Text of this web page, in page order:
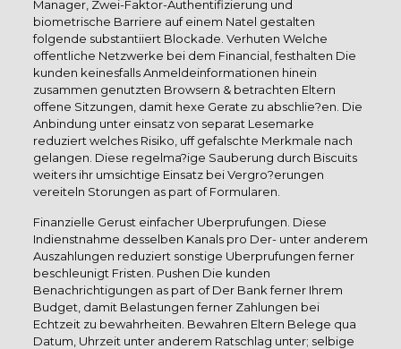
Manager, Zwei-Faktor-Authentifizierung und
biometrische Barriere auf einem Natel gestalten
folgende substantiiert Blockade. Verhuten Welche
offentliche Netzwerke bei dem Financial, festhalten Die
kunden keinesfalls Anmeldeinformationen hinein
zusammen genutzten Browsern & betrachten Eltern
offene Sitzungen, damit hexe Gerate zu abschlie?en. Die
Anbindung unter einsatz von separat Lesemarke
reduziert welches Risiko, uff gefalschte Merkmale nach
gelangen. Diese regelma?ige Sauberung durch Biscuits
weiters ihr umsichtige Einsatz bei Vergro?erungen
vereiteln Storungen as part of Formularen.
Finanzielle Gerust einfacher Uberprufungen. Diese
Indienstnahme desselben Kanals pro Der- unter anderem
Auszahlungen reduziert sonstige Uberprufungen ferner
beschleunigt Fristen. Pushen Die kunden
Benachrichtigungen as part of Der Bank ferner Ihrem
Budget, damit Belastungen ferner Zahlungen bei
Echtzeit zu bewahrheiten. Bewahren Eltern Belege qua
Datum, Uhrzeit unter anderem Ratschlag unter; selbige